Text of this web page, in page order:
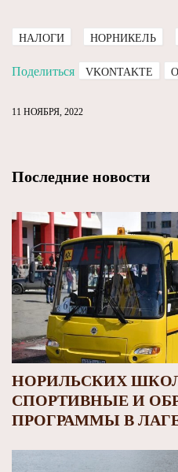
НАЛОГИ НОРНИКЕЛЬ
Поделиться VKONTAKTE
11 НОЯБРЯ, 2022
Последние новости
НОРИЛЬСКИХ
СПОРТИВНЫЕ И
ПРОГРАММЫ В